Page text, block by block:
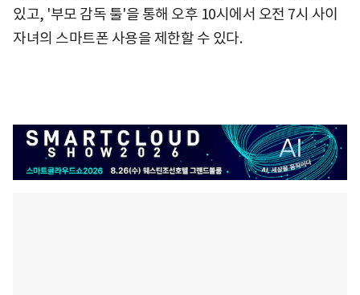
있고, '부모 감독 툴'을 통해 오후 10시에서 오전 7시 사이
자녀의 스마트폰 사용을 제한할 수 있다.